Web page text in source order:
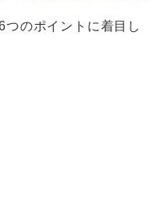
のポイントに着目し